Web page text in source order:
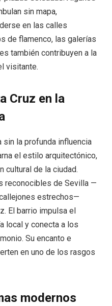
sin mapa,
en las calles
de flamenco, las galerías
también contribuyen a la
visitante.
Cruz en la
la profunda influencia
el estilo arquitectónico,
cultural de la ciudad.
reconocibles de Sevilla —
estrechos—
El barrio impulsa el
local y conecta a los
Su encanto e
en uno de los rasgos
modernos